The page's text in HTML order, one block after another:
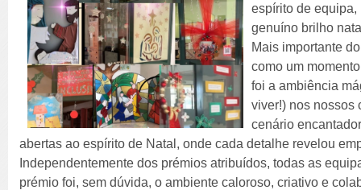
espírito de
genuíno brilho
Mais importante
como um
foi a ambiência
viver!) nos nossos
cenário
abertas ao espírito de Natal, onde cada detalhe revelou
Independentemente dos prémios atribuídos, todas as
prémio foi, sem dúvida, o ambiente caloroso, criativo e